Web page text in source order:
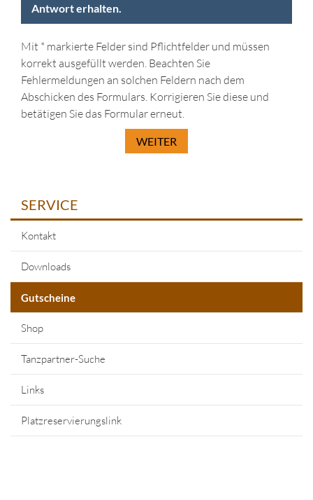
Antwort erhalten.
Mit * markierte Felder sind Pflichtfelder und müssen
korrekt ausgefüllt werden. Beachten Sie
Fehlermeldungen an solchen Feldern nach dem
Abschicken des Formulars. Korrigieren Sie diese und
betätigen Sie das Formular erneut.
WEITER
SERVICE
Kontakt
Downloads
Gutscheine
Shop
Tanzpartner-Suche
Links
Platzreservierungslink